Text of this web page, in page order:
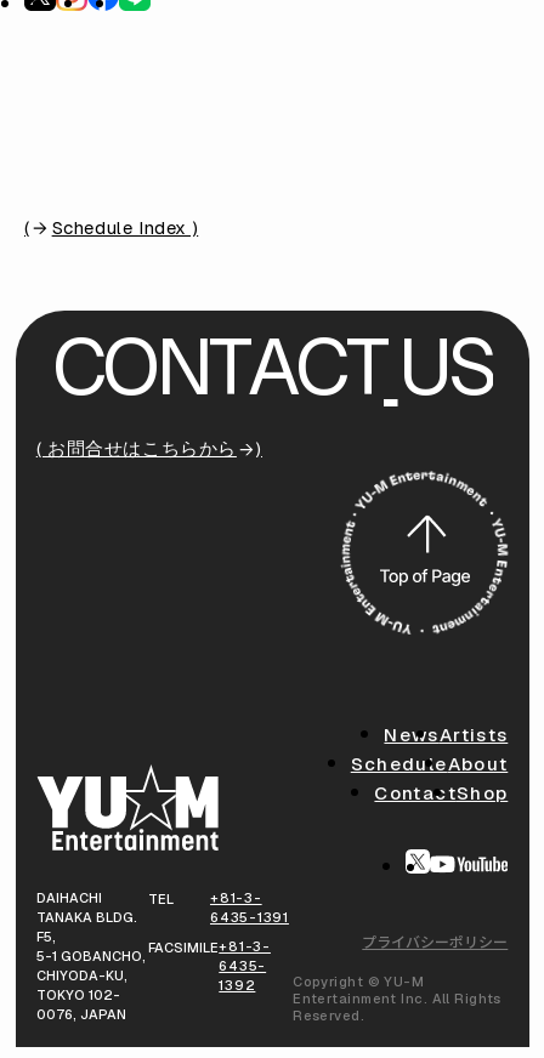
( Schedule Index )
CONTACT US
( お問合せはこちらから )
DAIHACHI
TANAKA BLDG.
F5,
5-1 GOBANCHO,
CHIYODA-KU,
TOKYO 102-
0076, JAPAN
TEL
+81-3-
6435-1391
FACSIMILE+81-3-
6435-
1392
NewsArtists
ScheduleAbout
ContactShop
プライバシーポリシー
Copyright © YU-M
Entertainment Inc. All Rights
Reserved.